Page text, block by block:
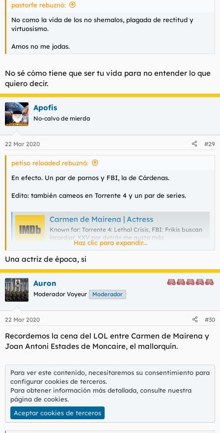
pastorfe rebuznó:
No como la vida de los no shemalos, plagada de rectitud y
virtuosismo.
Amos no me jodas.
No sé cómo tiene que ser tu vida para no entender lo que
quiero decir.
Apofis
No-calvo de mierda
22 Mar 2020 #29
petiso reloaded rebuznó:
En efecto. Un par de pornos y FBI, la de Cárdenas.
Edito: también cameos en Torrente 4 y un par de series.
Carmen de Mairena | Actress
Known for: Torrente 4: Lethal Crisis, FBI: Frikis buscan
incordiar, XXV por detrás me gusta más
m.imdb.com
Haz clic para expandir...
Una actriz de época, si
Auron
Moderador Voyeur Moderador
22 Mar 2020 #30
Recordemos la cena del LOL entre Carmen de Mairena y
Joan Antoni Estades de Moncaire, el mallorquín.
Para ver este contenido, necesitaremos su consentimiento para
configurar cookies de terceros.
Para obtener información más detallada, consulte nuestra
página de cookies.
Aceptar cookies de terceros